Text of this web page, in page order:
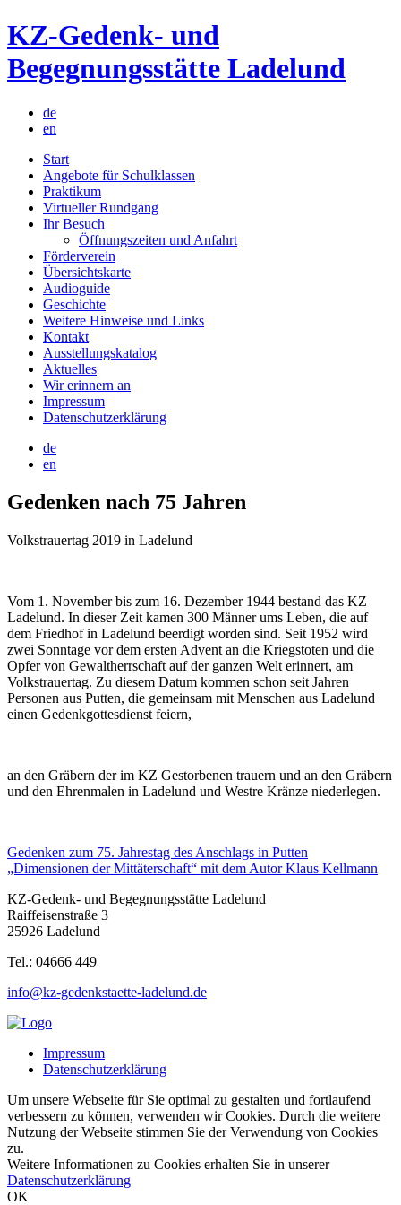
Skip
to
content
KZ-Gedenk- und
Begegnungsstätte Ladelund
de
en
Start
Angebote für Schulklassen
Praktikum
Virtueller Rundgang
Ihr Besuch
Öffnungszeiten und Anfahrt
Förderverein
Übersichtskarte
Audioguide
Geschichte
Weitere Hinweise und Links
Kontakt
Ausstellungskatalog
Aktuelles
Wir erinnern an
Impressum
Datenschutzerklärung
de
en
Gedenken nach 75 Jahren
Volkstrauertag 2019 in Ladelund
Vom 1. November bis zum 16. Dezember 1944 bestand das KZ
Ladelund. In dieser Zeit kamen 300 Männer ums Leben, die auf
dem Friedhof in Ladelund beerdigt worden sind. Seit 1952 wird
zwei Sonntage vor dem ersten Advent an die Kriegstoten und die
Opfer von Gewaltherrschaft auf der ganzen Welt erinnert, am
Volkstrauertag. Zu diesem Datum kommen schon seit Jahren
Personen aus Putten, die gemeinsam mit Menschen aus Ladelund
einen Gedenkgottesdienst feiern,
an den Gräbern der im KZ Gestorbenen trauern und an den Gräbern
und den Ehrenmalen in Ladelund und Westre Kränze niederlegen.
Beitragsnavigation
Gedenken zum 75. Jahrestag des Anschlags in Putten
„Dimensionen der Mittäterschaft“ mit dem Autor Klaus Kellmann
KZ-Gedenk- und Begegnungsstätte Ladelund
Raiffeisenstraße 3
25926 Ladelund
Tel.: 04666 449
info@kz-gedenkstaette-ladelund.de
Impressum
Datenschutzerklärung
Um unsere Webseite für Sie optimal zu gestalten und fortlaufend
verbessern zu können, verwenden wir Cookies. Durch die weitere
Nutzung der Webseite stimmen Sie der Verwendung von Cookies
zu.
Weitere Informationen zu Cookies erhalten Sie in unserer
Datenschutzerklärung
OK